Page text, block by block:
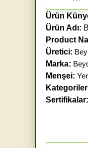
Ürün
Ürün Adı:
Product
Üretici:
Marka:
Menşei:
Sertifikalar: